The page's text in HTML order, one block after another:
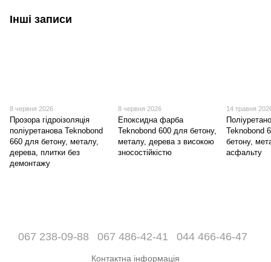
Інші записи
8 червня 2026
Прозора гідроізоляція
поліуретанова Teknobond
660 для бетону, металу,
дерева, плитки без
демонтажу
8 червня 2026
Епоксидна фарба
Teknobond 600 для бетону,
металу, дерева з високою
зносостійкістю
14 травня
Teknobond
бетону,
асфальту
067 238-09-88 067 486-42-41 044 466-46-47
Контактна інформація